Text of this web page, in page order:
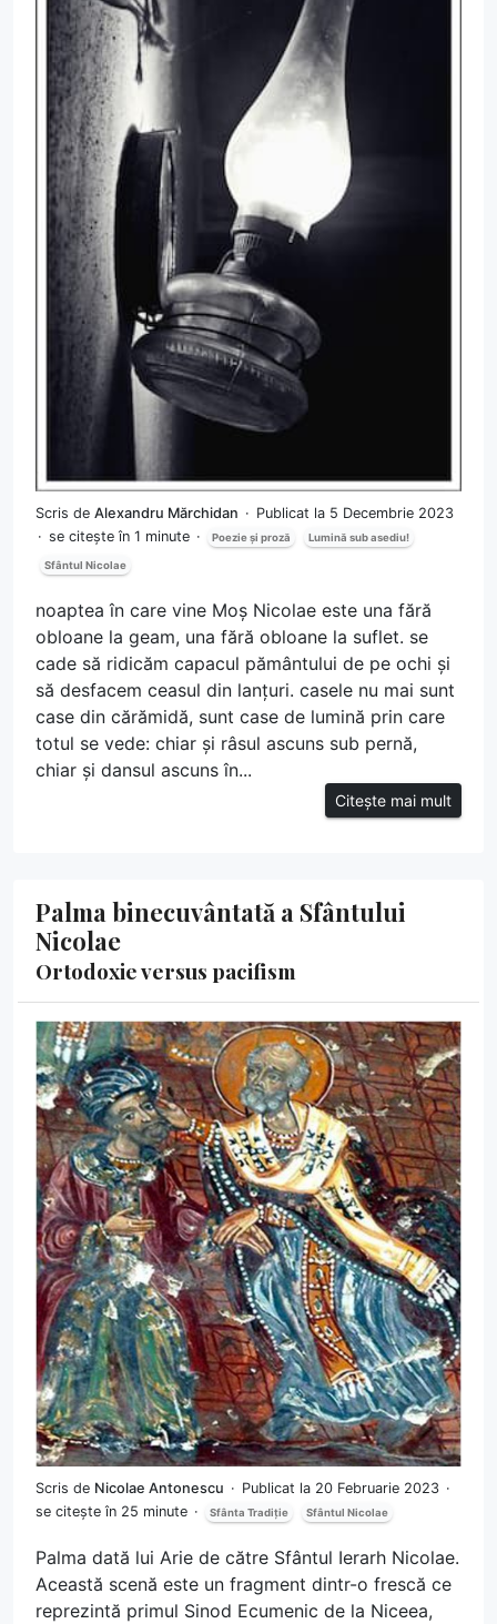
Scris de Alexandru Mărchidan
Publicat la 5 Decembrie 2023
se citește în 1 minute
Poezie și proză Lumină sub asediu!
Sfântul Nicolae
noaptea în care vine Moș Nicolae este una fără
obloane la geam, una fără obloane la suflet. se
cade să ridicăm capacul pământului de pe ochi și
să desfacem ceasul din lanțuri. casele nu mai sunt
case din cărămidă, sunt case de lumină prin care
totul se vede: chiar și râsul ascuns sub pernă,
chiar și dansul ascuns în...
Citește mai mult
Palma binecuvântată a Sfântului
Nicolae
Ortodoxie versus pacifism
Scris de Nicolae Antonescu
Publicat la 20 Februarie 2023
se citește în 25 minute
Sfânta Tradiție Sfântul Nicolae
Palma dată lui Arie de către Sfântul Ierarh Nicolae.
Această scenă este un fragment dintr-o frescă ce
reprezintă primul Sinod Ecumenic de la Niceea,